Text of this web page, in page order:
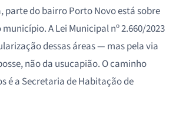
parte do bairro Porto Novo está sobre
A Lei Municipal nº 2.660/2023
dessas áreas — mas pela via
não da usucapião. O caminho
é a Secretaria de Habitação de